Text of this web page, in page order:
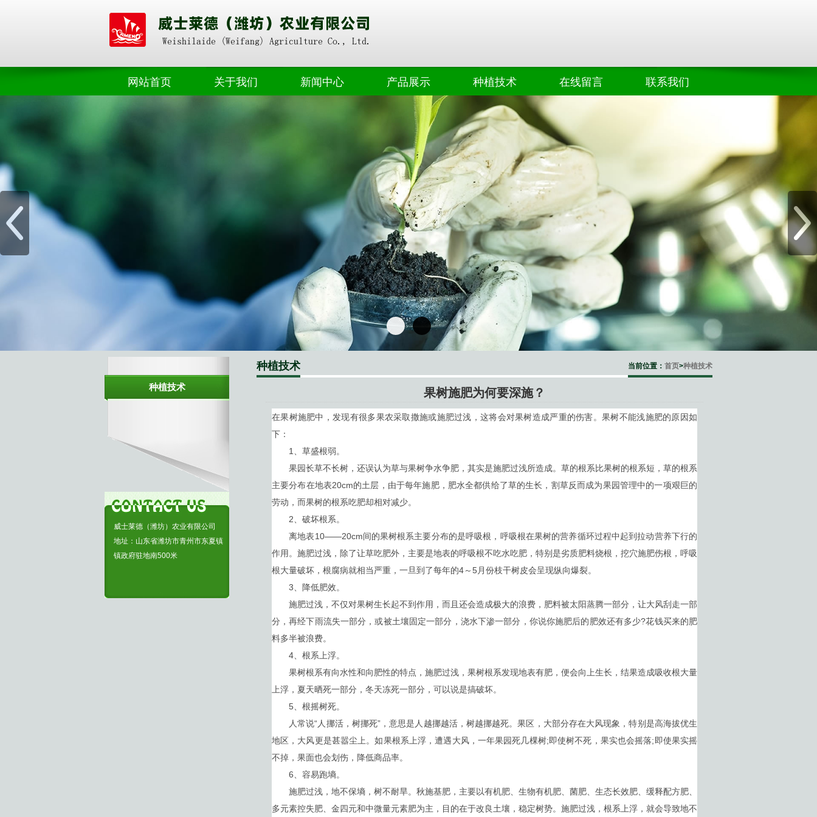
网站首页 关于我们 新闻中心 产品展示 种植技术 在线留言 联系我们
奥朴赛转鼓
水溶肥料
微生物肥
种植技术
威士莱德（潍坊）农业有限公司
地址：山东省潍坊市青州市东夏镇
镇政府驻地南500米
当前位置： 首页>种植技术
种植技术
果树施肥为何要深施？
在果树施肥中，发现有很多果农采取撒施或施肥过浅，这将会对果树造成严重的伤害。果树不能浅施肥的原因如
下：
1、草盛根弱。
果园长草不长树，还误认为草与果树争水争肥，其实是施肥过浅所造成。草的根系比果树的根系短，草的根系
主要分布在地表20cm的土层，由于每年施肥，肥水全都供给了草的生长，割草反而成为果园管理中的一项艰巨的
劳动，而果树的根系吃肥却相对减少。
2、破坏根系。
离地表10——20cm间的果树根系主要分布的是呼吸根，呼吸根在果树的营养循环过程中起到拉动营养下行的
作用。施肥过浅，除了让草吃肥外，主要是地表的呼吸根不吃水吃肥，特别是劣质肥料烧根，挖穴施肥伤根，呼吸
根大量破坏，根腐病就相当严重，一旦到了每年的4～5月份枝干树皮会呈现纵向爆裂。
3、降低肥效。
施肥过浅，不仅对果树生长起不到作用，而且还会造成极大的浪费，肥料被太阳蒸腾一部分，让大风刮走一部
分，再经下雨流失一部分，或被土壤固定一部分，浇水下渗一部分，你说你施肥后的肥效还有多少?花钱买来的肥
料多半被浪费。
4、根系上浮。
果树根系有向水性和向肥性的特点，施肥过浅，果树根系发现地表有肥，便会向上生长，结果造成吸收根大量
上浮，夏天晒死一部分，冬天冻死一部分，可以说是搞破坏。
5、根摇树死。
人常说“人挪活，树挪死”，意思是人越挪越活，树越挪越死。果区，大部分存在大风现象，特别是高海拔优生
地区，大风更是甚嚣尘上。如果根系上浮，遭遇大风，一年果园死几棵树;即使树不死，果实也会摇落;即使果实摇
不掉，果面也会划伤，降低商品率。
6、容易跑墒。
施肥过浅，地不保墒，树不耐旱。秋施基肥，主要以有机肥、生物有机肥、菌肥、生态长效肥、缓释配方肥、
多元素控失肥、金四元和中微量元素肥为主，目的在于改良土壤，稳定树势。施肥过浅，根系上浮，就会导致地不